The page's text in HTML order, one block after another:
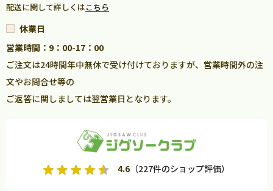
配送に関して詳しくはこちら
休業日
営業時間：9：00-17：00
ご注文は24時間年中無休で受け付けておりますが、営業時間外の注
文やお問合せ等の
ご返答に関しましては翌営業日となります。
4.6（227件のショップ評価）